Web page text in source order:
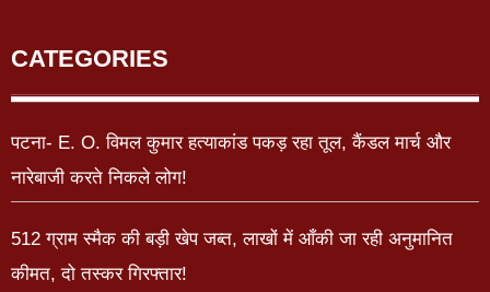
CATEGORIES
पटना- E. O. विमल कुमार हत्याकांड पकड़ रहा तूल, कैंडल मार्च और
नारेबाजी करते निकले लोग!
512 ग्राम स्मैक की बड़ी खेप जब्त, लाखों में आँकी जा रही अनुमानित
कीमत, दो तस्कर गिरफ्तार!